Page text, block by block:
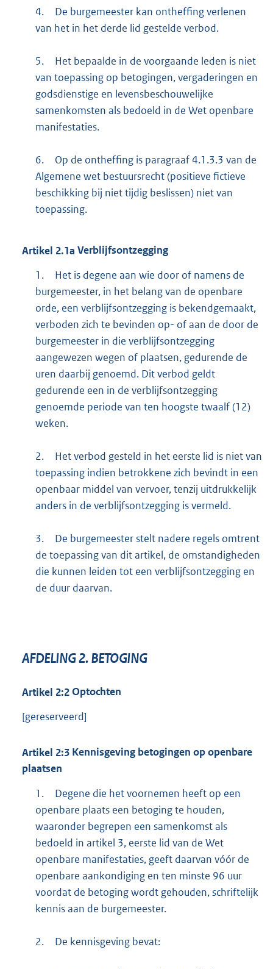
4.
De burgemeester kan ontheffing verlenen
van het in het derde lid gestelde verbod.
5.
Het bepaalde in de voorgaande leden is niet
van toepassing op betogingen, vergaderingen en
godsdienstige en levensbeschouwelijke
samenkomsten als bedoeld in de Wet openbare
manifestaties.
6.
Op de ontheffing is paragraaf 4.1.3.3 van de
Algemene wet bestuursrecht (positieve fictieve
beschikking bij niet tijdig beslissen) niet van
toepassing.
Artikel 2.1a Verblijfsontzegging
1.
Het is degene aan wie door of namens de
burgemeester, in het belang van de openbare
orde, een verblijfsontzegging is bekendgemaakt,
verboden zich te bevinden op- of aan de door de
burgemeester in die verblijfsontzegging
aangewezen wegen of plaatsen, gedurende de
uren daarbij genoemd. Dit verbod geldt
gedurende een in de verblijfsontzegging
genoemde periode van ten hoogste twaalf (12)
weken.
2.
Het verbod gesteld in het eerste lid is niet van
toepassing indien betrokkene zich bevindt in een
openbaar middel van vervoer, tenzij uitdrukkelijk
anders in de verblijfsontzegging is vermeld.
3.
De burgemeester stelt nadere regels omtrent
de toepassing van dit artikel, de omstandigheden
die kunnen leiden tot een verblijfsontzegging en
de duur daarvan.
AFDELING 2. BETOGING
Artikel 2:2Optochten
[gereserveerd]
Artikel 2:3 Kennisgeving betogingen op openbare
plaatsen
1.
Degene die het voornemen heeft op een
openbare plaats een betoging te houden,
waaronder begrepen een samenkomst als
bedoeld in artikel 3, eerste lid van de Wet
openbare manifestaties, geeft daarvan vóór de
openbare aankondiging en ten minste 96 uur
voordat de betoging wordt gehouden, schriftelijk
kennis aan de burgemeester.
2. De kennisgeving bevat: